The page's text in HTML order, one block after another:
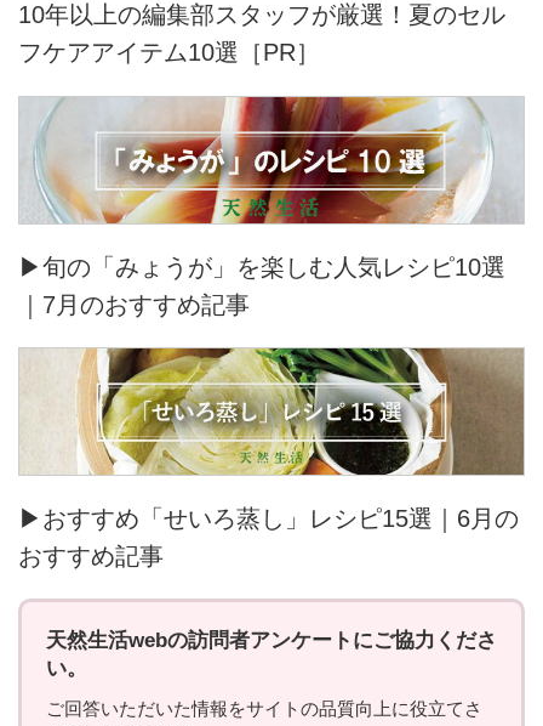
10年以上の編集部スタッフが厳選！夏のセル
フケアアイテム10選［PR］
▶旬の「みょうが」を楽しむ人気レシピ10選
｜7月のおすすめ記事
▶おすすめ「せいろ蒸し」レシピ15選｜6月の
おすすめ記事